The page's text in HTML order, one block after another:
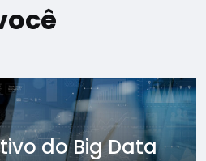
do Big Data